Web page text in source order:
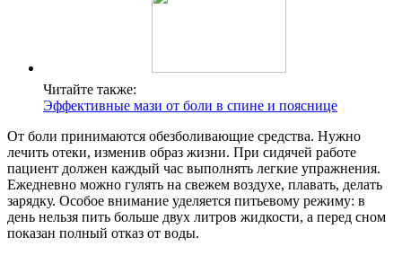
Читайте также:
Эффективные мази от боли в спине и пояснице
От боли принимаются обезболивающие средства. Нужно
лечить отеки, изменив образ жизни. При сидячей работе
пациент должен каждый час выполнять легкие упражнения.
Ежедневно можно гулять на свежем воздухе, плавать, делать
зарядку. Особое внимание уделяется питьевому режиму: в
день нельзя пить больше двух литров жидкости, а перед сном
показан полный отказ от воды.